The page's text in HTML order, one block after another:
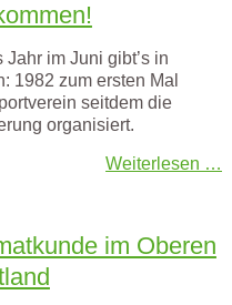
Jahr im Juni gibt’s in
1982 zum ersten Mal
seitdem die
organisiert.
Weiterlesen …
im Oberen